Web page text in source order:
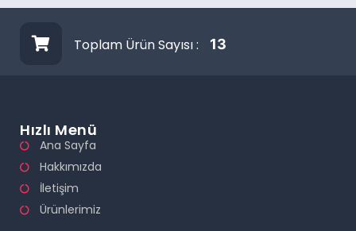
Toplam Ürün Sayısı : 13
Hızlı Menü
Ana Sayfa
Hakkımızda
İletişim
Ürünlerimiz